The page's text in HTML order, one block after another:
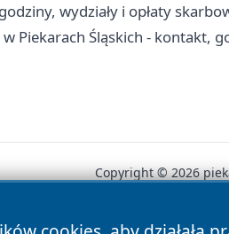
wydziały i opłaty
Piekarach Śląskich - kontakt,
Copyright © 2026